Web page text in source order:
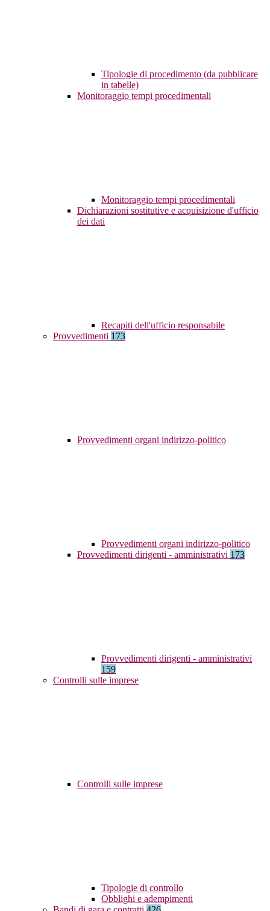
Tipologie di procedimento (da pubblicare
in tabelle)
Monitoraggio tempi procedimentali
Monitoraggio tempi procedimentali
Dichiarazioni sostitutive e acquisizione d'ufficio
dei dati
Recapiti dell'ufficio responsabile
Provvedimenti 173
Provvedimenti organi indirizzo-politico
Provvedimenti organi indirizzo-politico
Provvedimenti dirigenti - amministrativi 173
Provvedimenti dirigenti - amministrativi
159
Controlli sulle imprese
Controlli sulle imprese
Tipologie di controllo
Obblighi e adempimenti